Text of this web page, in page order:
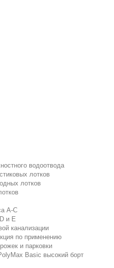
водоотвода
лотков
лотков
A-C
и E
канализации
по применению
и парковки
Basic высокий борт